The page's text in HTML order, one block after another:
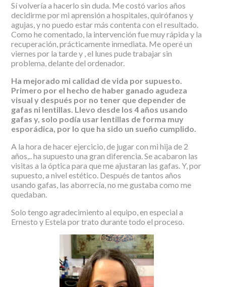
Sí volvería a hacerlo sin duda. Me costó varios años
decidirme por mi aprensión a hospitales, quirófanos y
agujas, y no puedo estar más contenta con el resultado.
Como he comentado, la intervención fue muy rápida y la
recuperación, prácticamente inmediata. Me operé un
viernes por la tarde y , el lunes pude trabajar sin
problema, delante del ordenador.
Ha mejorado mi calidad de vida por supuesto.
Primero por el hecho de haber ganado agudeza
visual y después por no tener que depender de
gafas ni lentillas. Llevo desde los 4 años usando
gafas y, solo podía usar lentillas de forma muy
esporádica, por lo que ha sido un sueño cumplido.
A la hora de hacer ejercicio, de jugar con mi hija de 2
años,.. ha supuesto una gran diferencia. Se acabaron las
visitas a la óptica para que me ajustaran las gafas. Y, por
supuesto, a nivel estético. Después de tantos años
usando gafas, las aborrecía, no me gustaba como me
quedaban.
Solo tengo agradecimiento al equipo, en especial a
Ernesto y Estela por trato durante todo el proceso.